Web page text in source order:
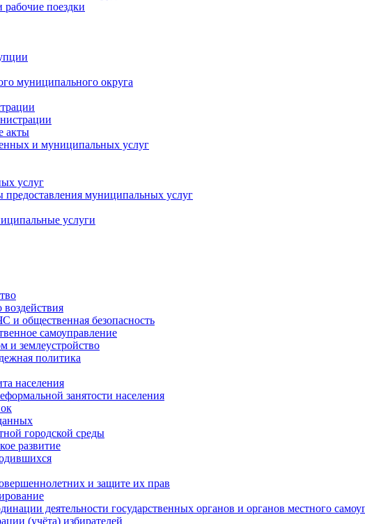
поездки
муниципального округа
акты
и муниципальных услуг
услуг
предоставления муниципальных услуг
услуги
и общественная безопасность
самоуправление
и землеустройство
политика
населения
занятости населения
городской среды
развитие
и защите их прав
деятельности государственных органов и органов местного
(учёта) избирателей